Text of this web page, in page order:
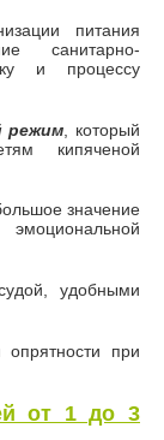
питания
санитарно-
и процессу
режим , который
кипяченой
значение
удобными
опрятности при
от 1 до 3